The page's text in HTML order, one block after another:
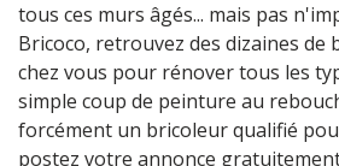
tous ces murs âgés... mais pas
Bricoco, retrouvez des dizaines de
chez vous pour rénover tous les
simple coup de peinture au
forcément un bricoleur qualifié
postez votre annonce